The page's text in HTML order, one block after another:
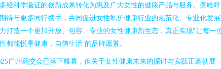
经科学验证的创新成果转化为惠及广大女性的健康产品与服务。美哈
待与更多同行携手，共同促进女性私护健康行业的规范化、专业化发
打造一个更加开放、包容、专业的女性健康新生态，真正实现“让每一
都能悦享健康，自信生活”的品牌愿景。
广州药交会已落下帷幕，但关于女性健康未来的探讨与实践正蓬勃展